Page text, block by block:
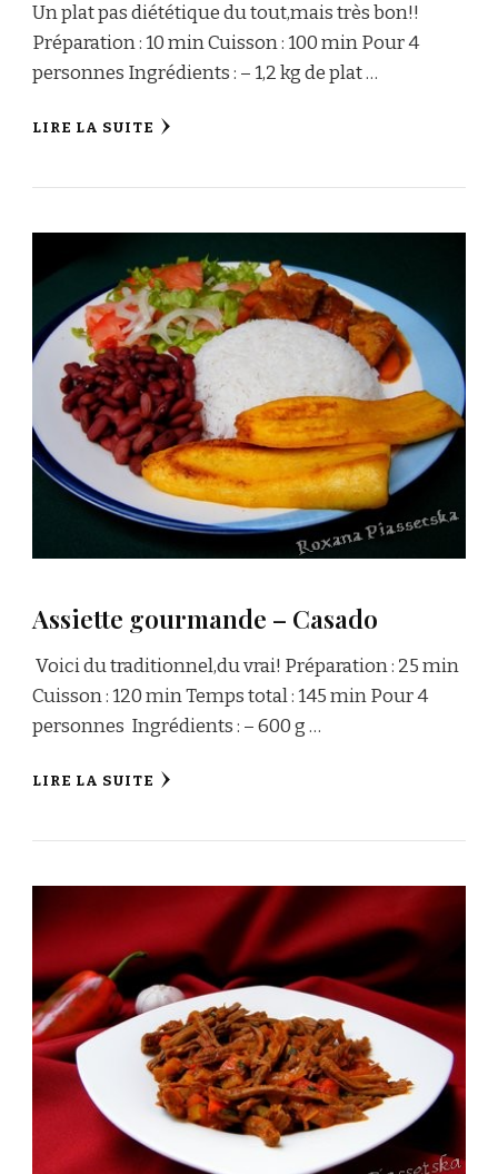
Un plat pas diététique du tout,mais très bon!!
Préparation : 10 min Cuisson : 100 min Pour 4
personnes Ingrédients : – 1,2 kg de plat …
LIRE LA SUITE
Assiette gourmande – Casado
Voici du traditionnel,du vrai! Préparation : 25 min
Cuisson : 120 min Temps total : 145 min Pour 4
personnes Ingrédients : – 600 g …
LIRE LA SUITE